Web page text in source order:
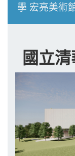
學 宏亮美術
國立